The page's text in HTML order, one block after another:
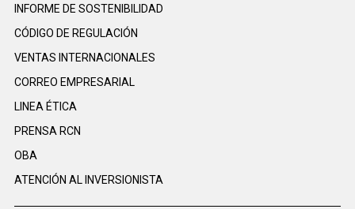
INFORME DE SOSTENIBILIDAD
CÓDIGO DE REGULACIÓN
VENTAS INTERNACIONALES
CORREO EMPRESARIAL
LINEA ÉTICA
PRENSA RCN
OBA
ATENCIÓN AL INVERSIONISTA